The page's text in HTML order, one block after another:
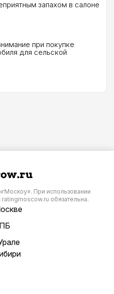
запахом в салоне
при покупке
для сельской
При использовании
обязательна.